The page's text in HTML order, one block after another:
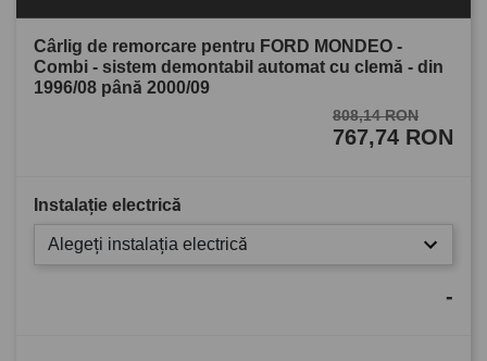
Cârlig de remorcare pentru FORD MONDEO -
Combi - sistem demontabil automat cu clemă - din
1996/08 până 2000/09
808,14 RON
767,74 RON
Instalație electrică
Alegeți instalația electrică
-